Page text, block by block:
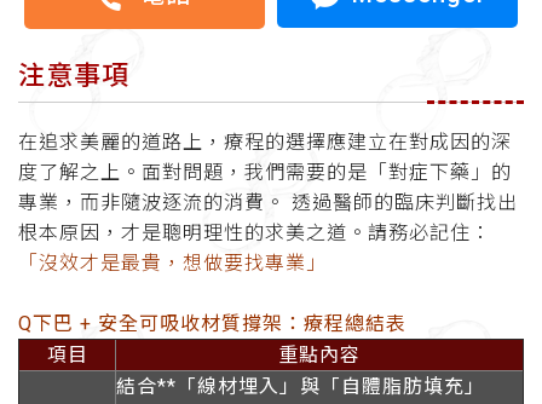
注意事項
在追求美麗的道路上，療程的選擇應建立在對成因的深
度了解之上。面對問題，我們需要的是「對症下藥」的
專業，而非隨波逐流的消費。 透過醫師的臨床判斷找出
根本原因，才是聰明理性的求美之道。請務必記住：
「沒效才是最貴，想做要找專業」
Q下巴 + 安全可吸收材質撐架：療程總結表
項目
重點內容
結合**「線材埋入」與「自體脂肪填充」